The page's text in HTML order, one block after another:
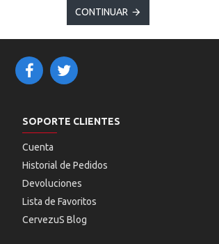
CONTINUAR
SOPORTE CLIENTES
Cuenta
Historial de Pedidos
Devoluciones
Lista de Favoritos
CervezuS Blog